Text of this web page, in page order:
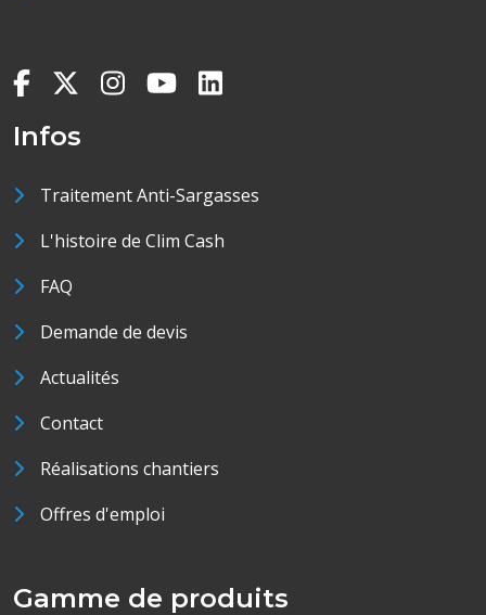
Infos
Traitement Anti-Sargasses
L'histoire de Clim Cash
FAQ
Demande de devis
Actualités
Contact
Réalisations chantiers
Offres d'emploi
Gamme de produits